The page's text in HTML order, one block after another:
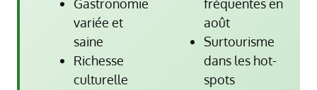
Gastronomie
variée et
saine
Richesse
culturelle
fréquentes en
août
Surtourisme
dans les hot-
spots